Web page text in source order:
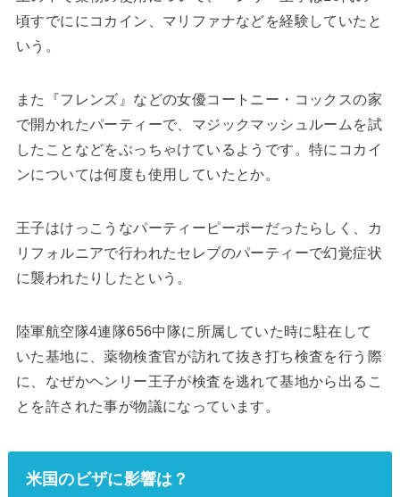
頃すでににコカイン、マリファナなどを経験していたと
いう。
また『フレンズ』などの女優コートニー・コックスの家
で開かれたパーティーで、マジックマッシュルームを試
したことなどをぶっちゃけているようです。特にコカイ
ンについては何度も使用していたとか。
王子はけっこうなパーティーピーポーだったらしく、カ
リフォルニアで行われたセレブのパーティーで幻覚症状
に襲われたりしたという。
陸軍航空隊4連隊656中隊に所属していた時に駐在して
いた基地に、薬物検査官が訪れて抜き打ち検査を行う際
に、なぜかヘンリー王子が検査を逃れて基地から出るこ
とを許された事が物議になっています。
米国のビザに影響は？